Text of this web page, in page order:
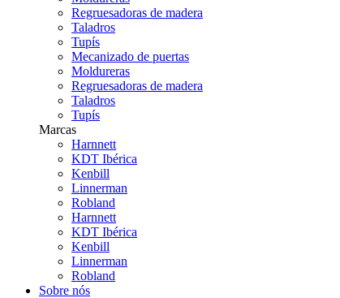
Regruesadoras de madera
Taladros
Tupís
Mecanizado de puertas
Moldureras
Regruesadoras de madera
Taladros
Tupís
Marcas
Harnnett
KDT Ibérica
Kenbill
Linnerman
Robland
Harnnett
KDT Ibérica
Kenbill
Linnerman
Robland
Sobre nós